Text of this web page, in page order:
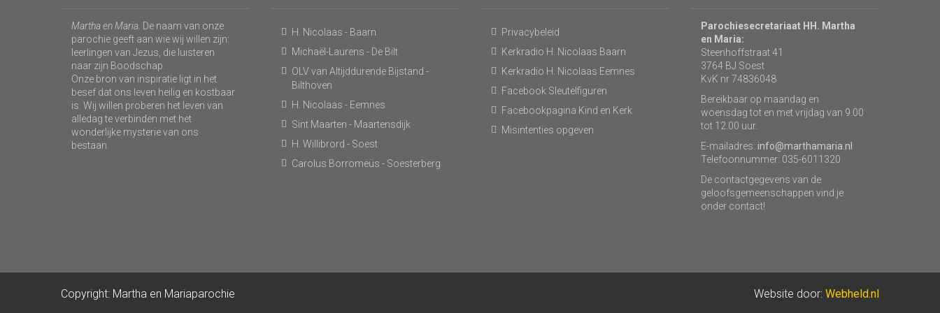
Martha en Maria . De naam van onze
parochie geeft aan wie wij willen zijn:
leerlingen van Jezus, die luisteren
naar zijn Boodschap.
Onze bron van inspiratie ligt in het
besef dat ons leven heilig en kostbaar
is. Wij willen proberen het leven van
alledag te verbinden met het
wonderlijke mysterie van ons
bestaan.
H. Nicolaas - Baarn
Michaël-Laurens - De Bilt
OLV van Altijddurende Bijstand -
Bilthoven
H. Nicolaas - Eemnes
Sint Maarten - Maartensdijk
H. Willibrord - Soest
Carolus Borromeüs - Soesterberg
Privacybeleid
Kerkradio H. Nicolaas Baarn
Kerkradio H. Nicolaas Eemnes
Facebook Sleutelfiguren
Facebookpagina Kind en Kerk
Misintenties opgeven
Parochiesecretariaat HH. Martha
en Maria:
Steenhoffstraat 41
3764 BJ Soest
KvK nr 74836048
Bereikbaar op maandag en
woensdag tot en met vrijdag van 9.00
tot 12.00 uur.
E-mailadres: info@marthamaria.nl
Telefoonnummer: 035-6011320
De contactgegevens van de
geloofsgemeenschappen vind je
onder contact!
Copyright: Martha en Mariaparochie Website door: Webheld.nl